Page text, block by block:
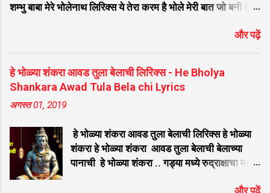
शम्भु बाबा मेरे भोलेनाथ लिरिक्स ये तेरा करम है भोले मेरी बात जो बनी है
गुलशन सा मेरे भोलेनाथ आये है लिरिक्स नगर में जोगी आया भेद कोई
समझ ना पाया लिरिक्स शिवजी तेरे द्वार हम भी आयेंगे लिरिक्स सांसो की
माला पे सिमरु मै शिव का नाम लिरिक्स डम डम डमरू बजाना होगा भोले
मेरी कुटिया में आना होगा लिरिक्स मेरे भोले से भोले बाबा लिरिक्स भोलेनाथ
का चेला लिरिक्स भोले चेला बना लेना लिरिक्स सिर पे विराजे गंगा की धार
लिरिक्स महादेवा - Mahadeva Hansraj Raghuwanshi लिरिक्स
ऐसा डमरू बजाया भोलेनाथ ने लिरिक्स शिव शंकर औघड दानी बम भोला
लिरिक्स शिव कैलाशों के वासी शंकर संकट हरना लि...
और पढ़ें
हे भोळ्या शंकरा आवड तुला बेलाची लिरिक्स - He Bholya
Shankara Awad Tula Bela chi Lyrics
अगस्त 01, 2019
हे भोळ्या शंकरा आवड तुला बेलाची लिरिक्स हे भोळ्या
शंकरा हे भोळ्या शंकरा आवड तुला बेलाची बेलाच्या
पानाची हे भोळ्या शंकरा .. गड्या मध्ये रुद्राक्षाचा माडा